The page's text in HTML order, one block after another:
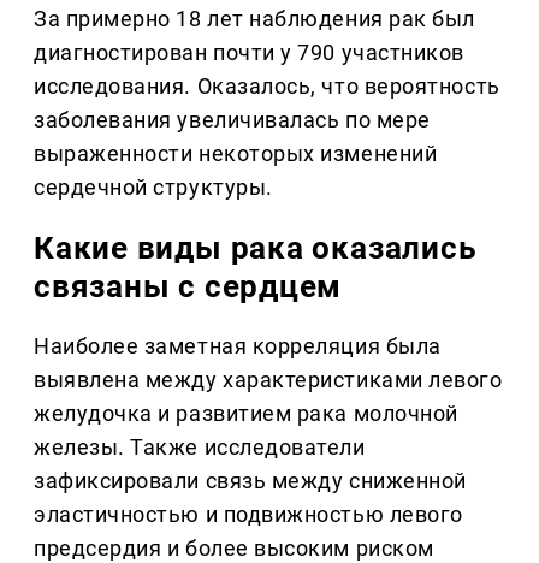
За примерно 18 лет наблюдения рак был
диагностирован почти у 790 участников
исследования. Оказалось, что вероятность
заболевания увеличивалась по мере
выраженности некоторых изменений
сердечной структуры.
Какие виды рака оказались
связаны с сердцем
Наиболее заметная корреляция была
выявлена между характеристиками левого
желудочка и развитием рака молочной
железы. Также исследователи
зафиксировали связь между сниженной
эластичностью и подвижностью левого
предсердия и более высоким риском